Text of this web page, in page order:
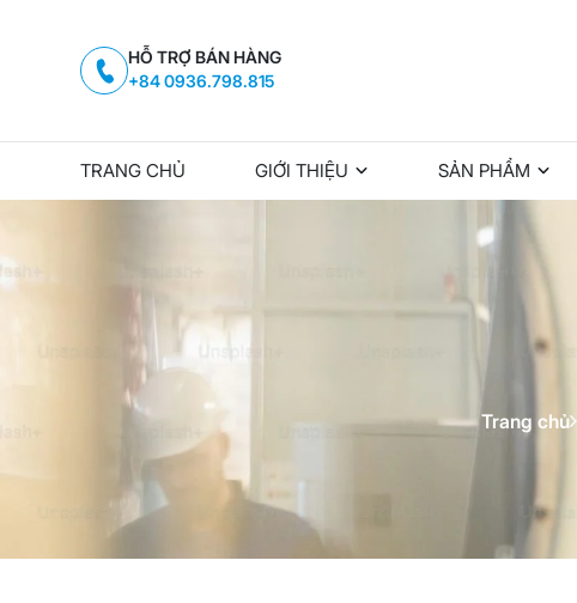
HỖ TRỢ BÁN HÀNG
+84 0936.798.815
TRANG CHỦ GIỚI THIỆU SẢN PHẨM
Trang chủ